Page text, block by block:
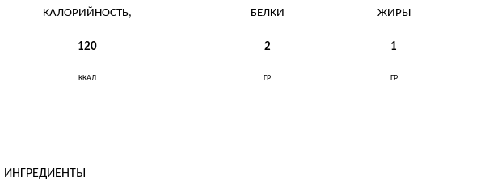
КАЛОРИЙНОСТЬ, БЕЛКИ ЖИРЫ
120 2 1
ККАЛ ГР ГР
ИНГРЕДИЕНТЫ